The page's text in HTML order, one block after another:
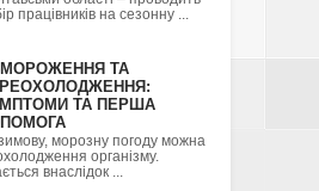
працівників на сезонну ...
ТА
ТА ПЕРША
морозну погоду можна
організму.
внаслідок ...